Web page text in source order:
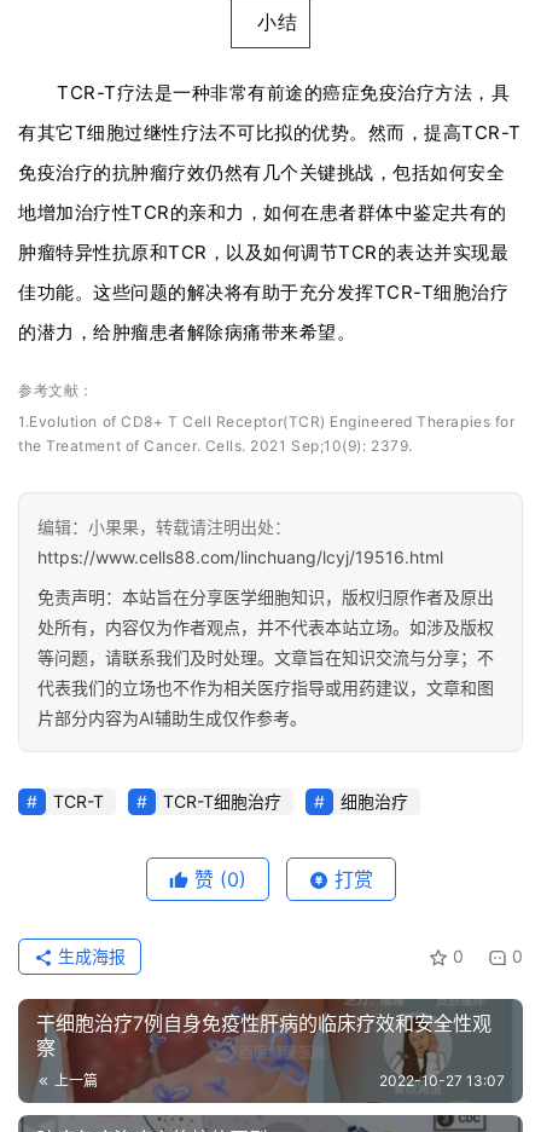
小结
TCR-T疗法是一种非常有前途的癌症免疫治疗方法，具
有其它T细胞过继性疗法不可比拟的优势。 然而，提高TCR-T
免疫治疗的抗肿瘤疗效仍然有几个关键挑战，包括如何安全
地增加治疗性TCR的亲和力，如何在患者群体中鉴定共有的
肿瘤特异性抗原和TCR，以及如何调节TCR的表达并实现最
佳功能。这些问题的解决将有助于充分发挥TCR-T细胞治疗
的潜力，给肿瘤患者解除病痛带来希望。
参考文献：
1.Evolution of CD8+ T Cell Receptor(TCR) Engineered Therapies for
the Treatment of Cancer. Cells. 2021 Sep;10(9): 2379.
编辑：小果果，转载请注明出处：
https://www.cells88.com/linchuang/lcyj/19516.html
免责声明：本站旨在分享医学细胞知识，版权归原作者及原出
处所有，内容仅为作者观点，并不代表本站立场。如涉及版权
等问题，请联系我们及时处理。文章旨在知识交流与分享；不
代表我们的立场也不作为相关医疗指导或用药建议，文章和图
片部分内容为AI辅助生成仅作参考。
TCR-T TCR-T细胞治疗 细胞治疗
赞 (0) 打赏
0 0
生成海报
干细胞治疗7例自身免疫性肝病的临床疗效和安全性观
察
上一篇 2022-10-27 13:07